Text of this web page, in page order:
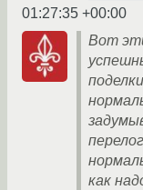
01:27:35 +00:00
Вот
как